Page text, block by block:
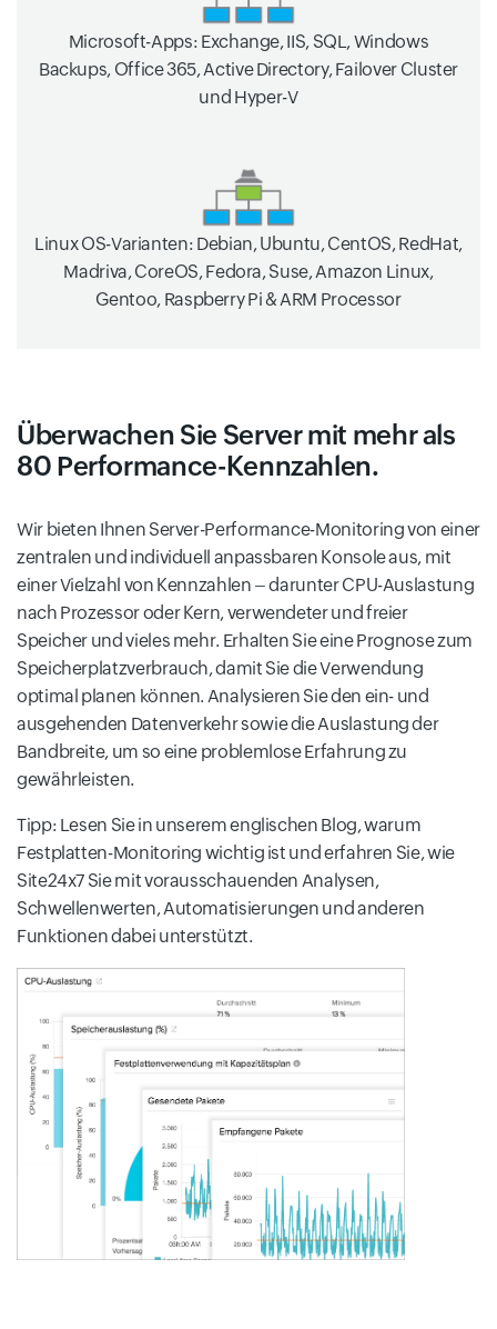
Microsoft-Apps: Exchange, IIS, SQL, Windows
Backups, Office 365, Active Directory, Failover Cluster
und Hyper-V
Linux OS-Varianten: Debian, Ubuntu, CentOS, RedHat,
Madriva, CoreOS, Fedora, Suse, Amazon Linux,
Gentoo, Raspberry Pi & ARM Processor
Überwachen Sie Server mit mehr als
80 Performance-Kennzahlen.
Wir bieten Ihnen Server-Performance-Monitoring von einer
zentralen und individuell anpassbaren Konsole aus, mit
einer Vielzahl von Kennzahlen – darunter CPU-Auslastung
nach Prozessor oder Kern, verwendeter und freier
Speicher und vieles mehr. Erhalten Sie eine Prognose zum
Speicherplatzverbrauch, damit Sie die Verwendung
optimal planen können. Analysieren Sie den ein- und
ausgehenden Datenverkehr sowie die Auslastung der
Bandbreite, um so eine problemlose Erfahrung zu
gewährleisten.
Tipp: Lesen Sie in unserem englischen Blog, warum
Festplatten-Monitoring wichtig ist und erfahren Sie, wie
Site24x7 Sie mit vorausschauenden Analysen,
Schwellenwerten, Automatisierungen und anderen
Funktionen dabei unterstützt.